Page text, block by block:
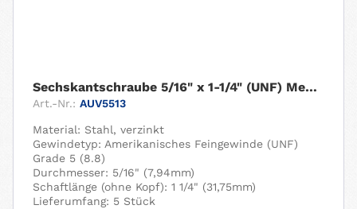
Sechskantschraube 5/16" x 1-1/4" (UNF) Menge: 5...
Art.-Nr.: AUV5513
Material: Stahl, verzinkt
Gewindetyp: Amerikanisches Feingewinde (UNF)
Grade 5 (8.8)
Durchmesser: 5/16" (7,94mm)
Schaftlänge (ohne Kopf): 1 1/4" (31,75mm)
Lieferumfang: 5 Stück